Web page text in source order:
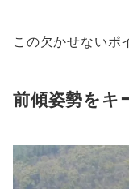
この欠かせないポ
前傾姿勢をキ